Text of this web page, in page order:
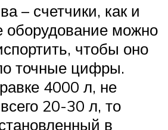
– счетчики, как и
оборудование можно
чтобы оно
точные цифры.
4000 л, не
20-30 л, то
в